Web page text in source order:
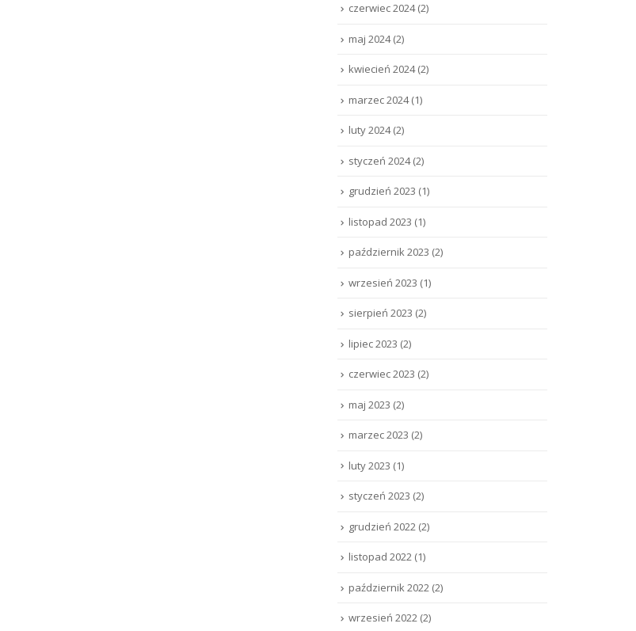
czerwiec 2024(2)
maj 2024(2)
kwiecień 2024(2)
marzec 2024(1)
luty 2024(2)
styczeń 2024(2)
grudzień 2023 (1)
listopad 2023 (1)
październik 2023 (2)
wrzesień 2023 (1)
sierpień 2023 (2)
lipiec 2023 (2)
czerwiec 2023 (2)
maj 2023 (2)
marzec 2023 (2)
luty 2023 (1)
styczeń 2023 (2)
grudzień 2022 (2)
listopad 2022 (1)
październik 2022 (2)
wrzesień 2022 (2)